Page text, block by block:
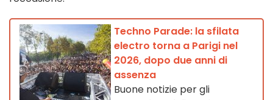
Techno Parade: la sfilata
electro torna a Parigi nel
2026, dopo due anni di
assenza
Buone notizie per gli